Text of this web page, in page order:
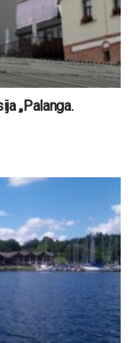
„Palanga.